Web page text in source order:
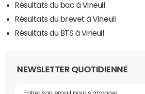
Résultats du bac à Vineuil
Résultats du brevet à Vineuil
Résultats du BTS à Vineuil
NEWSLETTER QUOTIDIENNE